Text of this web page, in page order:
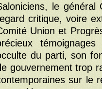
le
critique, voire
Union et
du parti, son
gouvernement trop
sur le